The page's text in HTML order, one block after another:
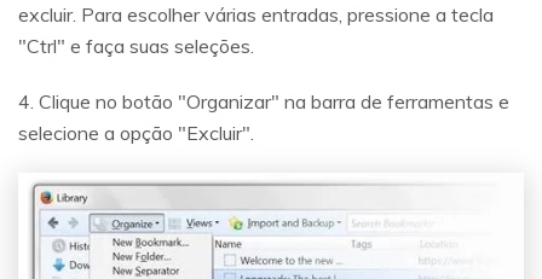
excluir. Para escolher várias entradas, pressione a tecla
"Ctrl" e faça suas seleções.
4. Clique no botão "Organizar" na barra de ferramentas e
selecione a opção "Excluir".